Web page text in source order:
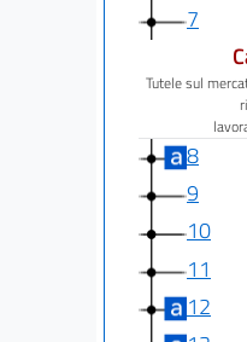
7
Tutele sul
8
9
10
11
12